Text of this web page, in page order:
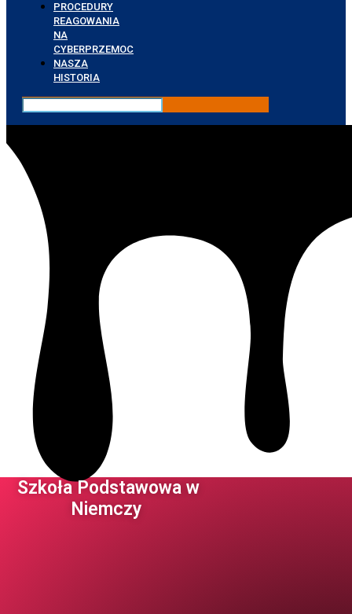
PROCEDURY
REAGOWANIA
NA
CYBERPRZEMOC
NASZA
HISTORIA
Szkoła Podstawowa w
Niemczy ​